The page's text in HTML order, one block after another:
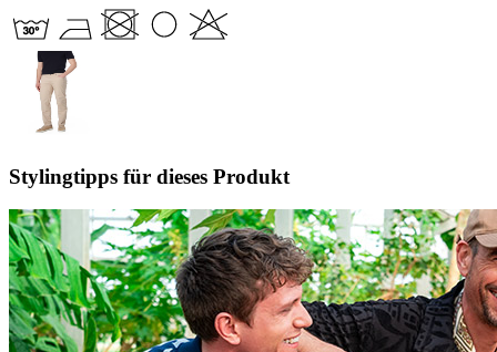
Stylingtipps für dieses Produkt